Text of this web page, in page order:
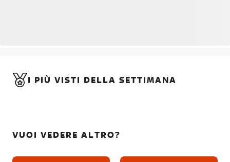
I PIÙ VISTI DELLA SETTIMANA
VUOI VEDERE ALTRO?